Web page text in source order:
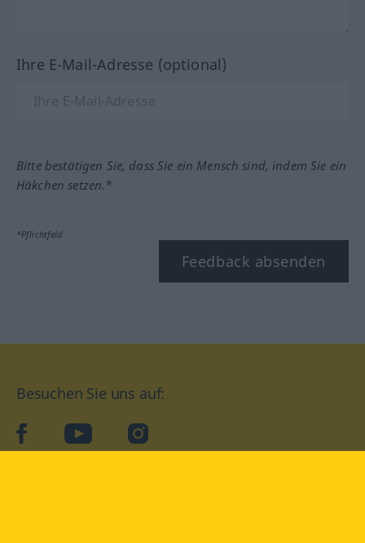
Ihre E-Mail-Adresse (optional)
Bitte bestätigen Sie, dass Sie ein Mensch sind, indem Sie ein
Häkchen setzen.*
*Pflichtfeld
Feedback absenden
Besuchen Sie uns auf:
facebookYouTube Instagram